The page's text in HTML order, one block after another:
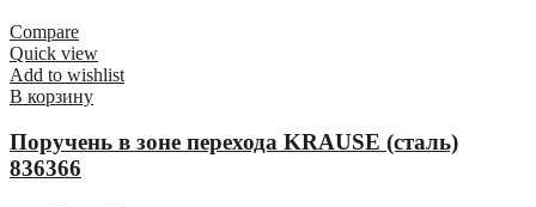
Compare
Quick view
Add to wishlist
В корзину
Поручень в зоне перехода KRAUSE (сталь)
836366